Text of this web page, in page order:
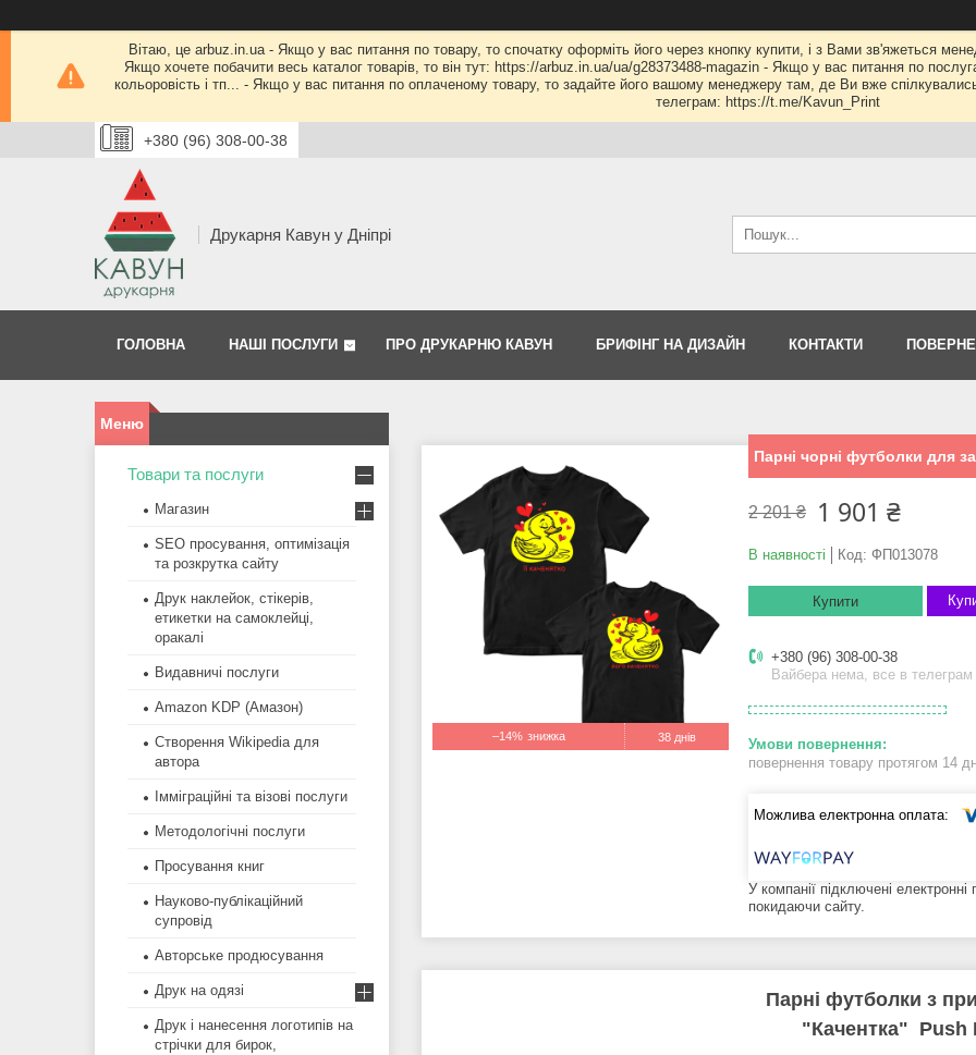
Вітаю, це arbuz.in.ua - Якщо у вас питання по товару, то спочатку оформіть його через кнопку купити, і з Вами зв'яжеться
Якщо хочете побачити весь каталог товарів, то він тут: https://arbuz.in.ua/ua/g28373488-magazin - Якщо у вас питання по
кольоровість і тп... - Якщо у вас питання по оплаченому товару, то задайте його вашому менеджеру там, де Ви вже
телеграм: https://t.me/Kavun_Print
+380 (96) 308-00-38
Друкарня Кавун у Дніпрі
ГОЛОВНА НАШІ ПОСЛУГИ ПРО ДРУКАРНЮ КАВУН БРИФІНГ НА ДИЗАЙН КОНТАКТИ
–14% 38 днів
Парні чорні футболки для
2 201 ₴ 1 901 ₴
В наявності Код: ФП013078
Купити
+380 (96) 308-00-38
Вайбера нема, все в телеграм
повернення товару протягом 14
У компанії підключені
покидаючи сайту.
Парні футболки з
"Качентка" Push
Товари та послуги
Магазин
SEO просування, оптимізація
та розкрутка сайту
Друк наклейок, стікерів,
етикетки на самоклейці,
оракалі
Видавничі послуги
Amazon KDP (Амазон)
Створення Wikipedia для
автора
Імміграційні та візові послуги
Методологічні послуги
Просування книг
Науково-публікаційний
супровід
Авторське продюсування
Друк на одязі
Друк і нанесення логотипів на
стрічки для бирок,